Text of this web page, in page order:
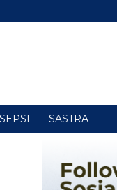
SASTRA